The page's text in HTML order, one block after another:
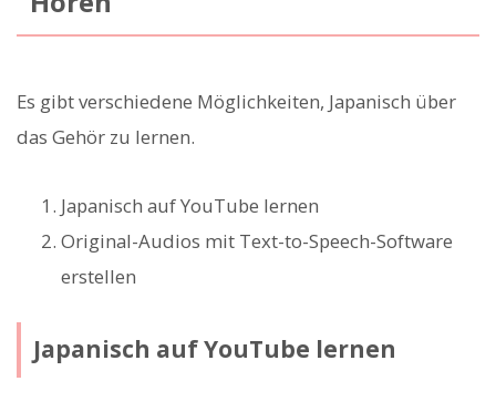
Es gibt verschiedene Möglichkeiten, Japanisch über
das Gehör zu lernen.
Japanisch auf YouTube lernen
Original-Audios mit Text-to-Speech-Software
erstellen
Japanisch auf YouTube lernen